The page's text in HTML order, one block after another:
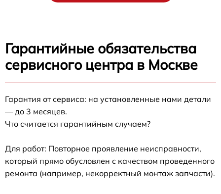
Гарантийные обязательства
сервисного центра в Москве
Гарантия от сервиса: на установленные нами детали
— до 3 месяцев.
Что считается гарантийным случаем?
Для работ: Повторное проявление неисправности,
который прямо обусловлен с качеством проведенного
ремонта (например, некорректный монтаж запчасти).